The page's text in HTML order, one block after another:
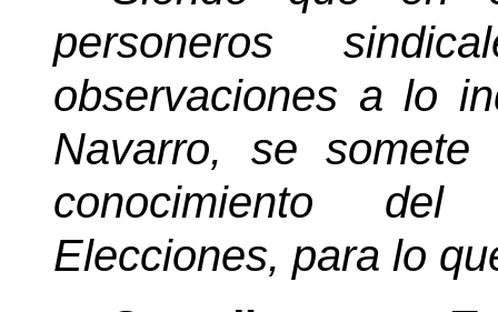
personeros
observaciones a lo
Navarro, se
conocimiento
Elecciones, para lo